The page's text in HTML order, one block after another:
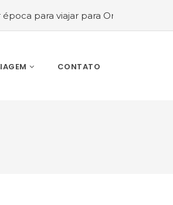
viajar para Orlando: mês a mês
CONTATO